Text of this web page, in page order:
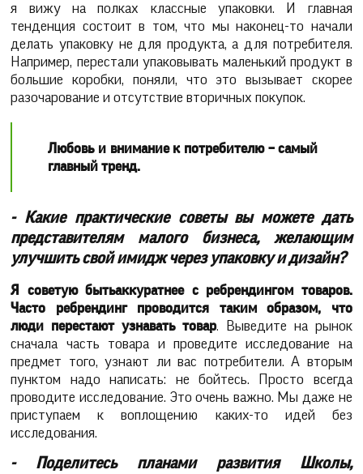
я вижу на полках классные упаковки. И главная
тенденция состоит в том, что мы наконец-то начали
делать упаковку не для продукта, а для потребителя.
Например, перестали упаковывать маленький продукт в
большие коробки, поняли, что это вызывает скорее
разочарование и отсутствие вторичных покупок.
Любовь и внимание к потребителю – самый
главный тренд.
- Какие практические советы вы можете дать
представителям малого бизнеса, желающим
улучшить свой имидж через упаковку и дизайн?
Я советую бытьаккуратнее с ребрендингом товаров.
Часто ребрендинг проводится таким образом, что
люди перестают узнавать товар.
Выведите на рынок
сначала часть товара и проведите исследование на
предмет того, узнают ли вас потребители. А вторым
пунктом надо написать: не бойтесь. Просто всегда
проводите исследование. Это очень важно. Мы даже не
приступаем к воплощению каких-то идей без
исследования.
- Поделитесь планами развития Школы,